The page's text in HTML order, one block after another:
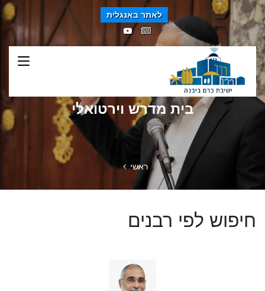
לאתר באנגלית
בית מדרש וירטואלי
ראשי
חיפוש לפי רבנים